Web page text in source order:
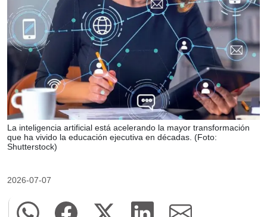
La inteligencia artificial está acelerando la mayor transformación
que ha vivido la educación ejecutiva en décadas. (Foto:
Shutterstock)
2026-07-07